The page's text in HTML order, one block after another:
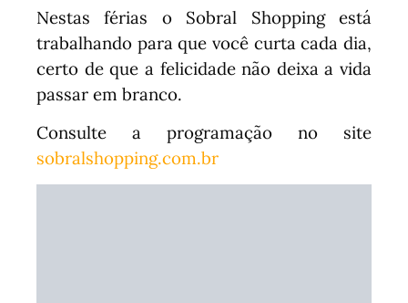
Nestas férias o Sobral Shopping está
trabalhando para que você curta cada dia,
certo de que a felicidade não deixa a vida
passar em branco.
Consulte a programação no site
sobralshopping.com.br